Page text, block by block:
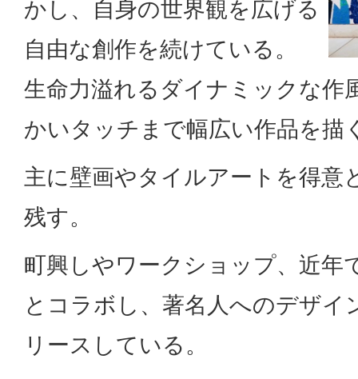
かし、自身の世界観を広げる
自由な創作を続けている。
生命力溢れるダイナミックな作
かいタッチまで幅広い作品を描
主に壁画やタイルアートを得意
残す。
町興しやワークショップ、近年
とコラボし、著名人へのデザイ
リースしている。